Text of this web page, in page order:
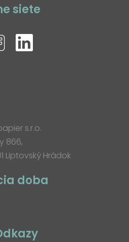
siete
s.r.o.
866,
Liptovský Hrádok
doba